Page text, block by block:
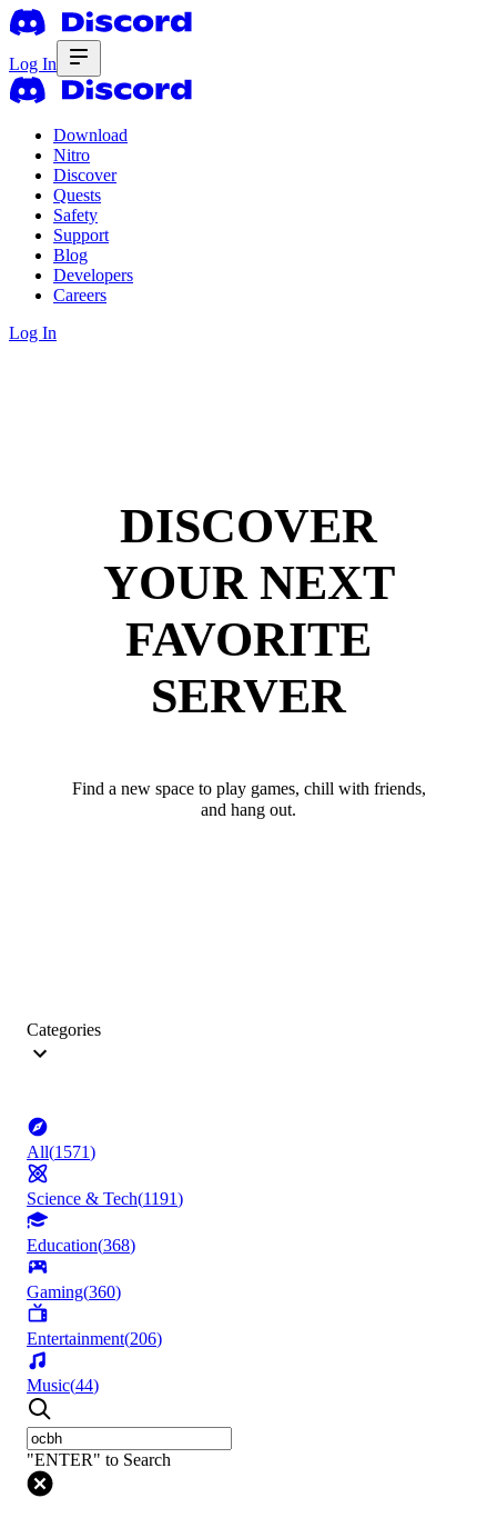
Log In
Download
Nitro
Discover
Quests
Safety
Support
Blog
Developers
Careers
Log In
DISCOVER
YOUR NEXT
FAVORITE
SERVER
Find a new space to play games, chill with friends,
and hang out.
Categories
All(1571)
Science & Tech(1191)
Education(368)
Gaming(360)
Entertainment(206)
Music(44)
"ENTER" to Search